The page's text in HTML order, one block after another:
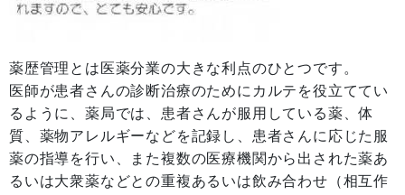
薬歴管理とは医薬分業の大きな利点のひとつです。
医師が患者さんの診断治療のためにカルテを役立ててい
るように、薬局では、患者さんが服用している薬、体
質、薬物アレルギーなどを記録し、患者さんに応じた服
薬の指導を行い、また複数の医療機関から出された薬あ
るいは大衆薬などとの重複あるいは飲み合わせ（相互作